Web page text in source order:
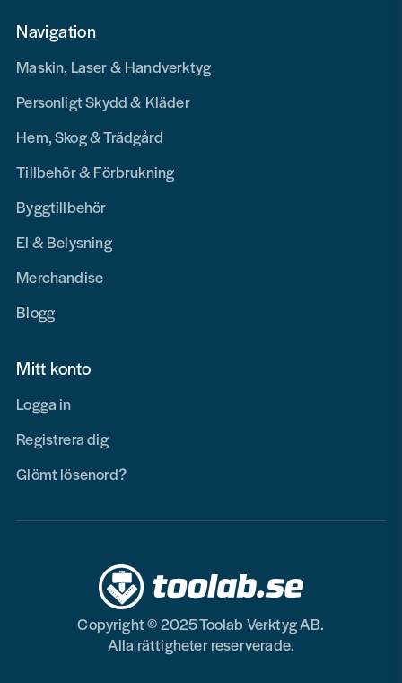
Navigation
Maskin, Laser & Handverktyg
Personligt Skydd & Kläder
Hem, Skog & Trädgård
Tillbehör & Förbrukning
Byggtillbehör
El & Belysning
Merchandise
Blogg
Mitt konto
Logga in
Registrera dig
Glömt lösenord?
Copyright © 2025 Toolab Verktyg AB.
Alla rättigheter reserverade.